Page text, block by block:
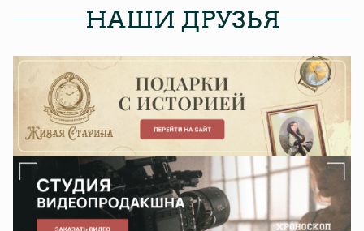
НАШИ ДРУЗЬЯ